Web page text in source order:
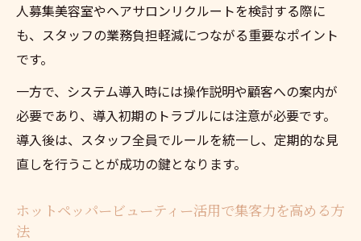
人募集美容室やヘアサロンリクルートを検討する際に
も、スタッフの業務負担軽減につながる重要なポイント
です。
一方で、システム導入時には操作説明や顧客への案内が
必要であり、導入初期のトラブルには注意が必要です。
導入後は、スタッフ全員でルールを統一し、定期的な見
直しを行うことが成功の鍵となります。
ホットペッパービューティー活用で集客力を高める方
法